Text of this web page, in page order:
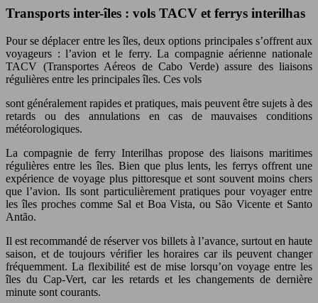
Transports inter-îles : vols TACV et ferrys interilhas
Pour se déplacer entre les îles, deux options principales s’offrent aux
voyageurs : l’avion et le ferry. La compagnie aérienne nationale
TACV (Transportes Aéreos de Cabo Verde) assure des liaisons
régulières entre les principales îles. Ces vols
sont généralement rapides et pratiques, mais peuvent être sujets à des
retards ou des annulations en cas de mauvaises conditions
météorologiques.
La compagnie de ferry Interilhas propose des liaisons maritimes
régulières entre les îles. Bien que plus lents, les ferrys offrent une
expérience de voyage plus pittoresque et sont souvent moins chers
que l’avion. Ils sont particulièrement pratiques pour voyager entre
les îles proches comme Sal et Boa Vista, ou São Vicente et Santo
Antão.
Il est recommandé de réserver vos billets à l’avance, surtout en haute
saison, et de toujours vérifier les horaires car ils peuvent changer
fréquemment. La flexibilité est de mise lorsqu’on voyage entre les
îles du Cap-Vert, car les retards et les changements de dernière
minute sont courants.